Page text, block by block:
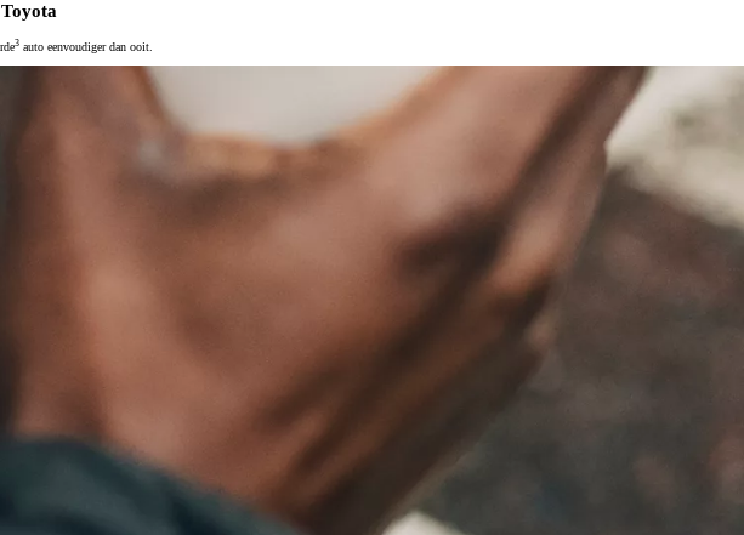
3 auto eenvoudiger dan ooit.